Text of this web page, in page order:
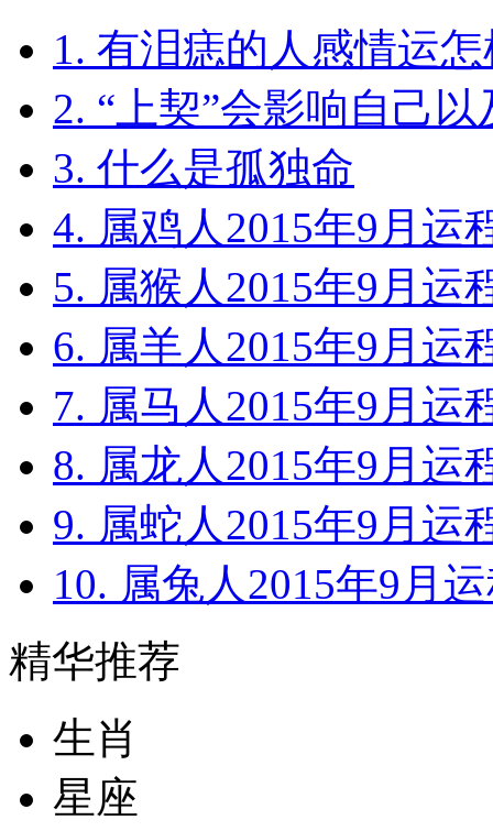
1. 有泪痣的人感情运
2. “上契”会影响自己
3. 什么是孤独命
4. 属鸡人2015年9月运
5. 属猴人2015年9月运
6. 属羊人2015年9月运
7. 属马人2015年9月运
8. 属龙人2015年9月运
9. 属蛇人2015年9月运
10. 属兔人2015年9月
精华推荐
生肖
星座